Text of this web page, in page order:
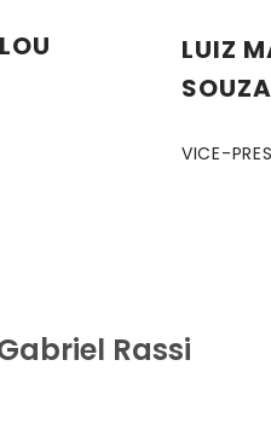
LUIZ
SOUZA
VICE-
Rassi